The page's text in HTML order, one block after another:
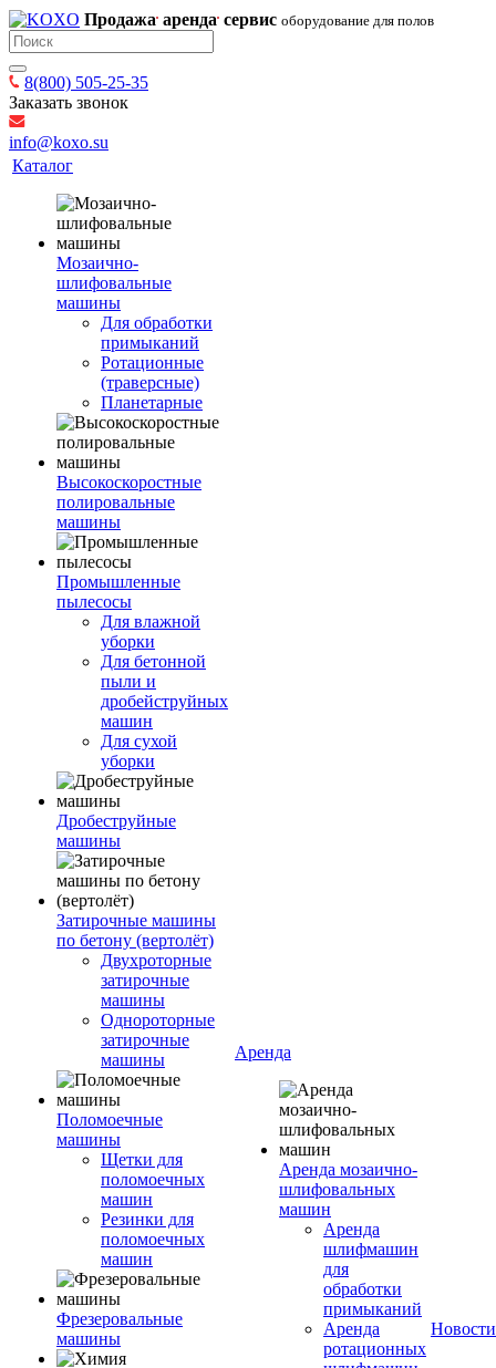
Продажа аренда сервис оборудование для полов
8(800) 505-25-35
Заказать звонок
info@koxo.su
Каталог
Мозаично-
шлифовальные
машины
Для обработки
примыканий
Ротационные
(траверсные)
Планетарные
Высокоскоростные
полировальные
машины
Промышленные
пылесосы
Для влажной
уборки
Для бетонной
пыли и
дробейструйных
машин
Для сухой
уборки
Дробеструйные
машины
Затирочные машины
по бетону (вертолёт)
Двухроторные
затирочные
машины
Однороторные
затирочные
машины
Поломоечные
машины
Щетки для
поломоечных
машин
Резинки для
поломоечных
машин
Фрезеровальные
машины
Аренда
Аренда мозаично-
шлифовальных
машин
Аренда
шлифмашин
для
обработки
примыканий
Аренда
ротационных
Новости